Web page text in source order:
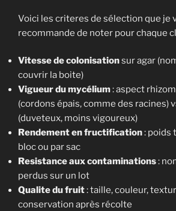
Voici les criteres de sélection que je
recommande de noter pour chaque
Vitesse de colonisationsur agar
couvrir la boite)
Vigueur du mycélium: aspect
(cordons épais, comme des racines)
(duveteux, moins vigoureux)
Rendement en fructification: poids
bloc ou par sac
Resistance aux contaminations:
perdus sur un lot
Qualite du fruit: taille, couleur,
conservation après récolte